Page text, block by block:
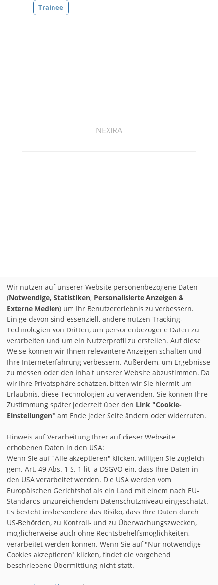
Trainee
NEXIRA
AGB
IMPRESSUM & DISCLAIMER
REGISTRIEREN
COOKIE-EINSTELLUNGEN
INSTAGRAM | FACEBOOK | TWITTER
Wir nutzen auf unserer Website personenbezogene Daten
(Notwendige, Statistiken, Personalisierte Anzeigen &
Externe Medien) um Ihr Benutzererlebnis zu verbessern.
Einige davon sind essenziell, andere nutzen Tracking-
Technologien von Dritten, um personenbezogene Daten zu
verarbeiten und um ein Nutzerprofil zu erstellen. Auf diese
Weise können wir Ihnen relevantere Anzeigen schalten und
Ihre Interneterfahrung verbessern. Außerdem, um Ergebnisse
zu messen oder den Inhalt unserer Website abzustimmen. Da
wir Ihre Privatsphäre schätzen, bitten wir Sie hiermit um
Erlaubnis, diese Technologien zu verwenden. Sie können Ihre
Zustimmung später jederzeit über den Link "Cookie-
Einstellungen" am Ende jeder Seite ändern oder widerrufen.
Hinweis auf Verarbeitung Ihrer auf dieser Webseite
erhobenen Daten in den USA:
Wenn Sie auf "Alle akzeptieren" klicken, willigen Sie zugleich
gem. Art. 49 Abs. 1 S. 1 lit. a DSGVO ein, dass Ihre Daten in
den USA verarbeitet werden. Die USA werden vom
Europäischen Gerichtshof als ein Land mit einem nach EU-
Standards unzureichendem Datenschutzniveau eingeschätzt.
Es besteht insbesondere das Risiko, dass Ihre Daten durch
US-Behörden, zu Kontroll- und zu Überwachungszwecken,
möglicherweise auch ohne Rechtsbehelfsmöglichkeiten,
verarbeitet werden können. Wenn Sie auf "Nur notwendige
Cookies akzeptieren" klicken, findet die vorgehend
beschriebene Übermittlung nicht statt.